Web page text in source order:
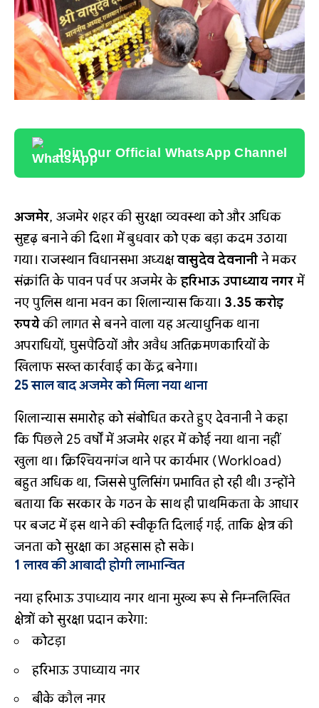
Join Our Official WhatsApp Channel
अजमेर, अजमेर शहर की सुरक्षा व्यवस्था को और अधिक
सुदृढ़ बनाने की दिशा में बुधवार को एक बड़ा कदम उठाया
गया। राजस्थान विधानसभा अध्यक्षवासुदेव देवनानी ने मकर
संक्रांति के पावन पर्व पर अजमेर केहरिभाऊ उपाध्याय नगरमें
नए पुलिस थाना भवन का शिलान्यास किया। 3.35 करोड़
रुपयेकी लागत से बनने वाला यह अत्याधुनिक थाना
अपराधियों, घुसपैठियों और अवैध अतिक्रमणकारियों के
खिलाफ सख्त कार्रवाई का केंद्र बनेगा।
25 साल बाद अजमेर को मिला नया थाना
शिलान्यास समारोह को संबोधित करते हुए देवनानी ने कहा
कि पिछले 25 वर्षों में अजमेर शहर में कोई नया थाना नहीं
खुला था। क्रिश्चियनगंज थाने पर कार्यभार (Workload)
बहुत अधिक था, जिससे पुलिसिंग प्रभावित हो रही थी। उन्होंने
बताया कि सरकार के गठन के साथ ही प्राथमिकता के आधार
पर बजट में इस थाने की स्वीकृति दिलाई गई, ताकि क्षेत्र की
जनता को सुरक्षा का अहसास हो सके।
1 लाख की आबादी होगी लाभान्वित
नया हरिभाऊ उपाध्याय नगर थाना मुख्य रूप से निम्नलिखित
क्षेत्रों को सुरक्षा प्रदान करेगा:
कोटड़ा
हरिभाऊ उपाध्याय नगर
बीके कौल नगर